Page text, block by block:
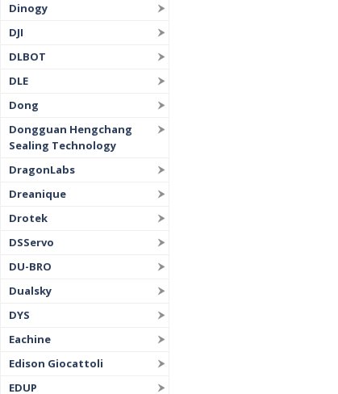
Dinogy
DJI
DLBOT
DLE
Dong
Dongguan Hengchang
Sealing Technology
DragonLabs
Dreanique
Drotek
DSServo
DU-BRO
Dualsky
DYS
Eachine
Edison Giocattoli
EDUP